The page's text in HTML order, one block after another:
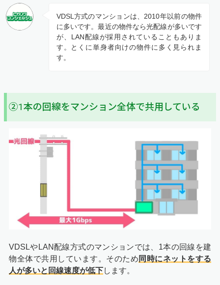
VDSL方式のマンションは、2010年以前の物件
に多いです。最近の物件なら光配線が多いです
が、LAN配線が採用されていることもありま
す。とくに単身者向けの物件に多く見られま
す。
②1本の回線をマンション全体で共用している
VDSLやLAN配線方式のマンションでは、1本の回線を建
物全体で共用しています。そのため 同時にネットをする
人が多いと回線速度が低下します。